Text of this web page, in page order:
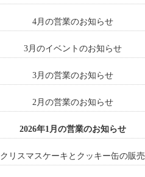
4月の営業のお知らせ
3月のイベントのお知らせ
3月の営業のお知らせ
2月の営業のお知らせ
2026年1月の営業のお知らせ
クリスマスケーキとクッキー缶の販売